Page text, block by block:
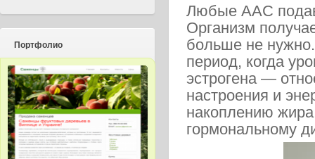
Любые ААС
Организм
больше не нужно.
период, когда
эстрогена —
настроения и
накоплению
гормональному
Портфолио